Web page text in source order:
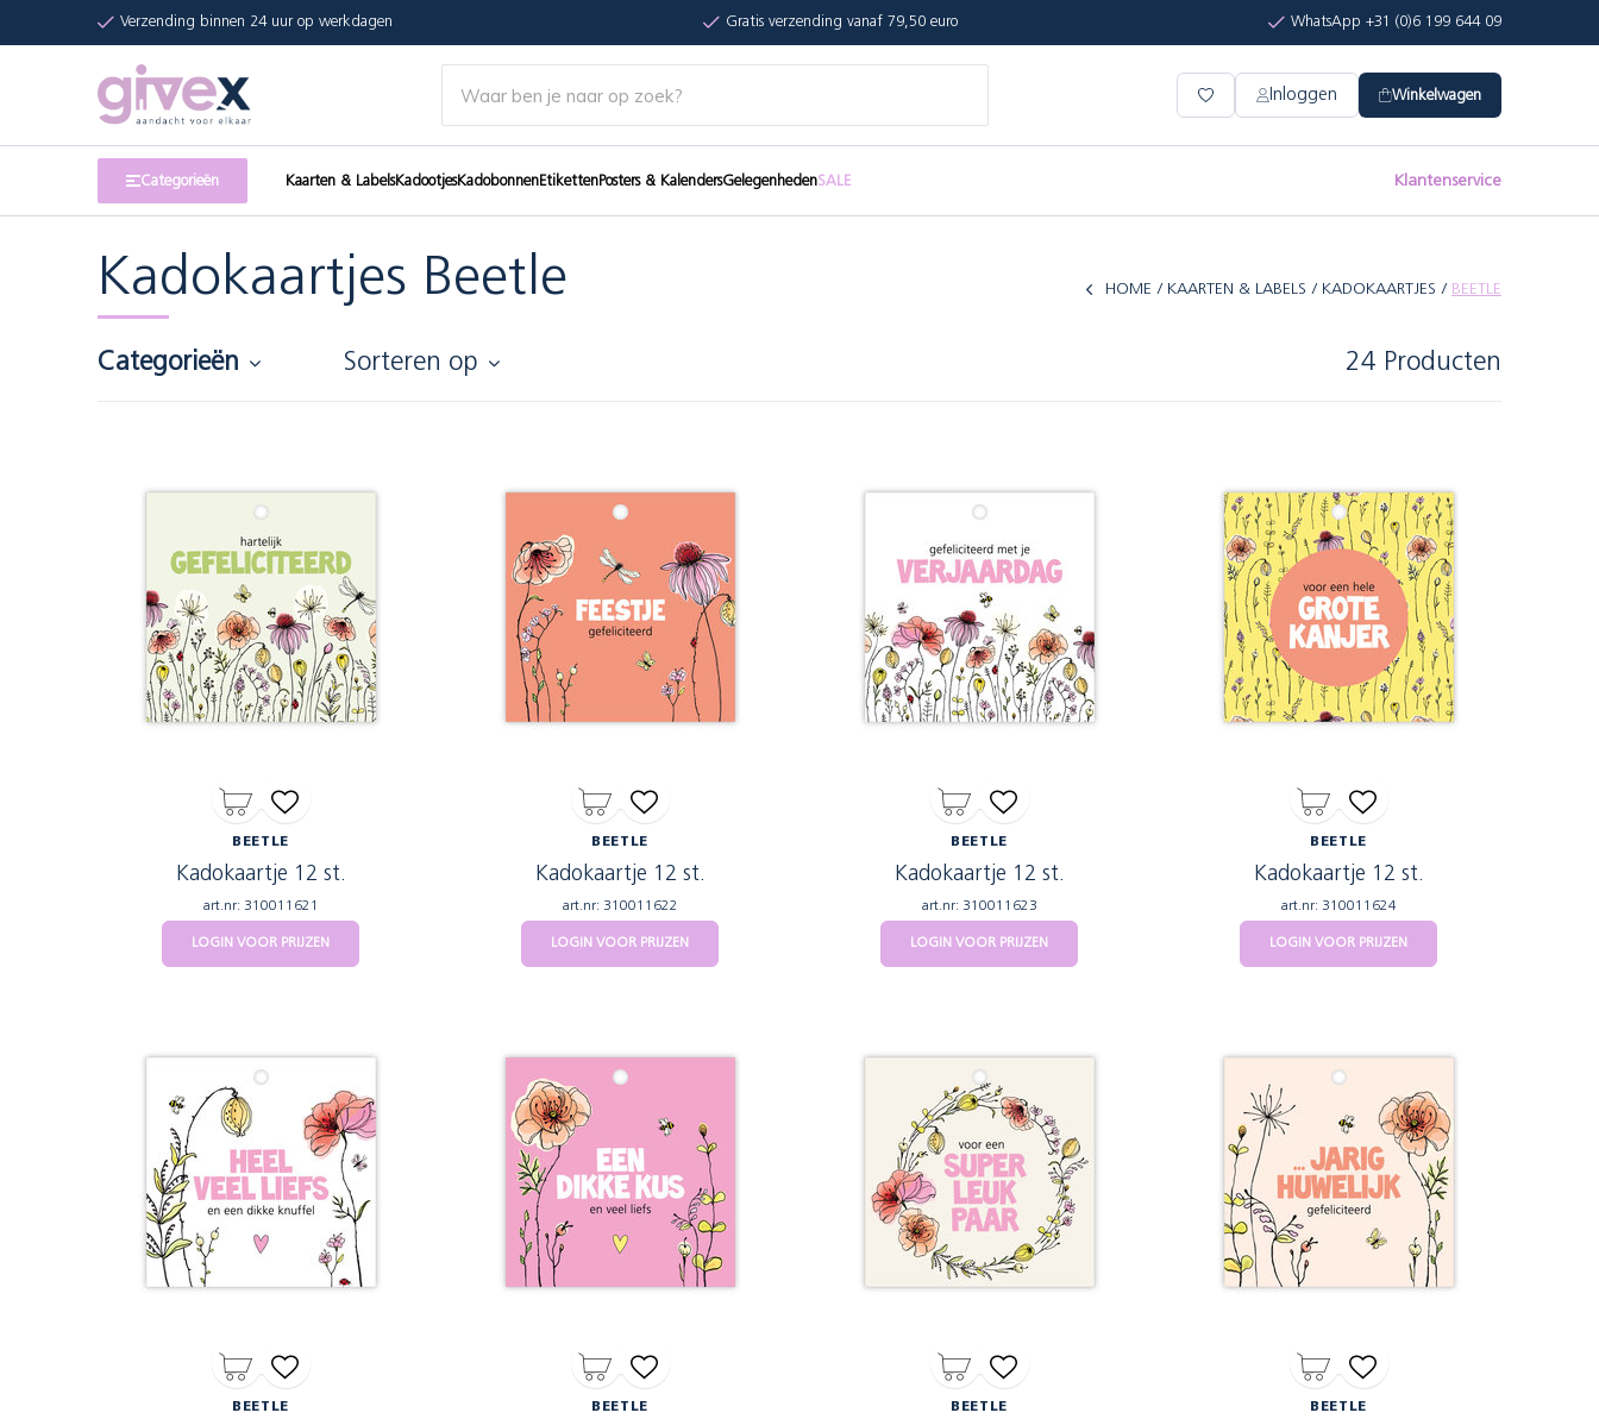
Verzending binnen 24 uur op werkdagen Gratis verzending vanaf 79,50 euro WhatsApp +31 (0)6 199 644 09
Inloggen Winkelwagen
Categorieën Kaarten & LabelsKadootjesKadobonnenEtikettenPosters & KalendersGelegenhedenSALE Klantenservice
Kadokaartjes Beetle HOME KAARTEN & LABELS KADOKAARTJES BEETLE
Categorieën Sorteren op 24 Producten
BEETLE
Kadokaartje 12 st.
art.nr: 310011621
LOGIN VOOR PRIJZEN
BEETLE
Kadokaartje 12 st.
art.nr: 310011622
LOGIN VOOR PRIJZEN
BEETLE
Kadokaartje 12 st.
art.nr: 310011623
LOGIN VOOR PRIJZEN
BEETLE
Kadokaartje 12 st.
art.nr: 310011624
LOGIN VOOR PRIJZEN
BEETLE BEETLE BEETLE BEETLE